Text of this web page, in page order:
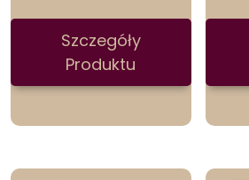
Szczegóły
Produktu